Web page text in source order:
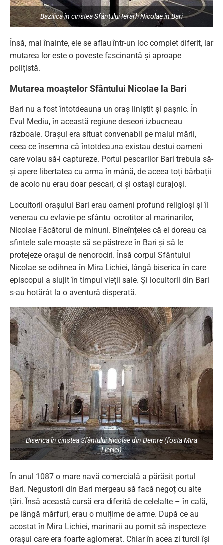
Bazilica în cinstea Sfântului Ierarh Nicolae în Bari
Însă, mai înainte, ele se aflau într-un loc complet diferit, iar
mutarea lor este o poveste fascinantă și aproape
polițistă.
Mutarea moaștelor Sfântului Nicolae la Bari
Bari nu a fost întotdeauna un oraș liniștit și pașnic. În
Evul Mediu, în această regiune deseori izbucneau
războaie. Orașul era situat convenabil pe malul mării,
ceea ce însemna că întotdeauna existau destui oameni
care voiau să-l captureze. Portul pescarilor Bari trebuia să-
și apere libertatea cu arma în mână, de aceea toți bărbații
de acolo nu erau doar pescari, ci și ostași curajoși.
Locuitorii orașului Bari erau oameni profund religioși și îl
venerau cu evlavie pe sfântul ocrotitor al marinarilor,
Nicolae Făcătorul de minuni. Bineînțeles că ei doreau ca
sfintele sale moaște să se păstreze în Bari și să le
protejeze orașul de nenorociri. Însă corpul Sfântului
Nicolae se odihnea în Mira Lichiei, lângă biserica în care
episcopul a slujit în timpul vieții sale. Și locuitorii din Bari
s-au hotărât la o aventură disperată.
Biserica în cinstea Sfântului Nicolae din Demre (fosta Mira
Lichiei)
În anul 1087 o mare navă comercială a părăsit portul
Bari. Negustorii din Bari mergeau să facă negoț cu alte
țări. Însă această cursă era diferită de celelalte – în cală,
pe lângă mărfuri, erau o mulțime de arme. După ce au
acostat în Mira Lichiei, marinarii au pornit să inspecteze
orașul care era foarte aglomerat. Chiar în acea zi turcii își